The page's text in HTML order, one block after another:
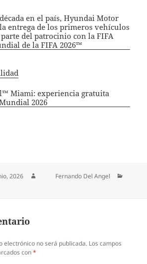
en el país, Hyundai Motor
entrega de los primeros vehículos
del patrocinio con la FIFA
de la FIFA 2026™
Miami: experiencia gratuita
2026
2026
Fernando Del Angel
electrónico no será publicada. Los campos
con*